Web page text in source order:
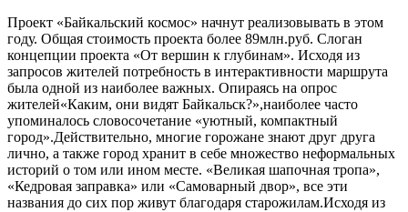
Проект «Байкальский космос» начнут реализовывать в этом
году. Общая стоимость проекта более 89млн.руб. Слоган
концепции проекта «От вершин к глубинам». Исходя из
запросов жителей потребность в интерактивности маршрута
была одной из наиболее важных. Опираясь на опрос
жителей«Каким, они видят Байкальск?»,наиболее часто
упоминалось словосочетание «уютный, компактный
город».Действительно, многие горожане знают друг друга
лично, а также город хранит в себе множество неформальных
историй о том или ином месте. «Великая шапочная тропа»,
«Кедровая заправка» или «Самоварный двор», все эти
названия до сих пор живут благодаря старожилам.Исходя из